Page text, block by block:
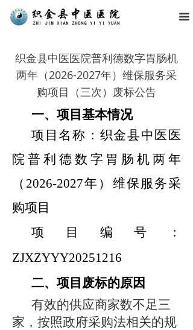
끀
织金县中医医院普利德数字胃肠机
两年（2026-2027年）维保服务采
购项目（三次）废标公告
一、项目基本情况
项目名称： 织金县中医医
院普利德数字胃肠机两年
（ 2026-2027年）维保服务采
购项目
项目编号：
ZJXZYYY20251216
二、 项目废标的原因
有效的供应商家数不足三
家，按照政府采购法相关的规